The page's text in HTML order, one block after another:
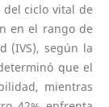
del ciclo vital de
en el rango de
(IVS), según la
que el
mientras